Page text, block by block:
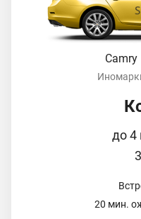
Camry
до 4
20 мин.